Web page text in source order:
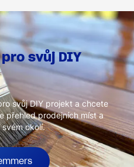
svůj DIY
svůj DIY projekt a chcete
přehled prodejních míst a
okolí.